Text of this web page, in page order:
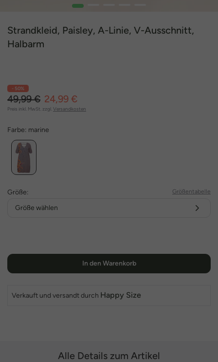
1
Strandkleid, Paisley, A-Linie, V-Ausschnitt,
Halbarm
- 50%
49,99 € 24,99 €
Preis inkl. MwSt. zzgl. Versandkosten
Farbe: marine
Größe: Größentabelle
Größe wählen
In den Warenkorb
Verkauft und versandt durch Happy Size
Alle Details zum Artikel